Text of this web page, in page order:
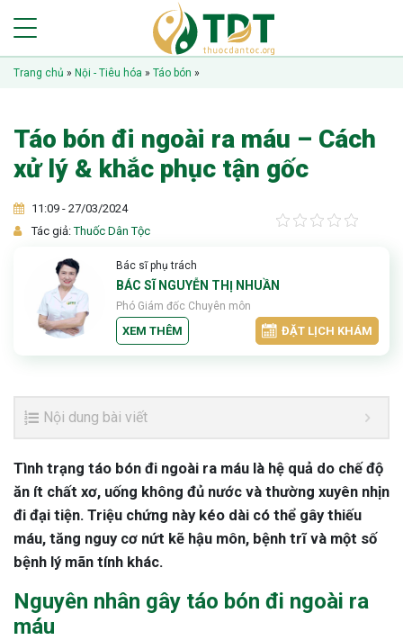
Trang chủ » Nội - Tiêu hóa » Táo bón »
Táo bón đi ngoài ra máu – Cách
xử lý & khắc phục tận gốc
11:09 - 27/03/2024
Tác giả:Thuốc Dân Tộc
Bác sĩ phụ trách
BÁC SĨ NGUYỄN THỊ NHUẦN
Phó Giám đốc Chuyên môn
XEM THÊM ĐẶT LỊCH KHÁM
Nội dung bài viết
Tình trạng táo bón đi ngoài ra máu là hệ quả do chế độ
ăn ít chất xơ, uống không đủ nước và thường xuyên nhịn
đi đại tiện. Triệu chứng này kéo dài có thể gây thiếu
máu, tăng nguy cơ nứt kẽ hậu môn, bệnh trĩ và một số
bệnh lý mãn tính khác.
Nguyên nhân gây táo bón đi ngoài ra
máu